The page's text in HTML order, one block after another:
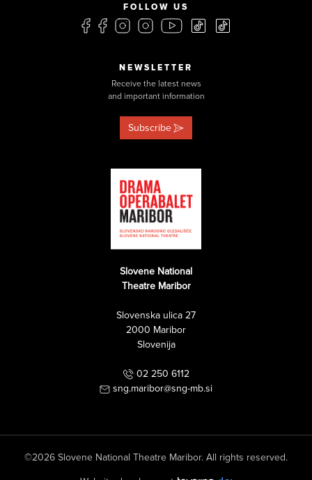
FOLLOW US
NEWSLETTER
Receive the latest news
and important information
Subscribe
Slovene National
Theatre Maribor
Slovenska ulica 27
2000 Maribor
Slovenija
02 250 6112
sng.maribor@sng-mb.si
©2026 Slovene National Theatre Maribor. All rights reserved.